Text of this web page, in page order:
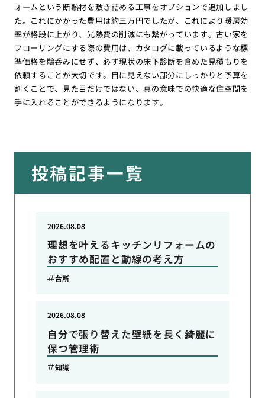
ォームという断熱材を敷き詰める工事をオプションで追加しまし
た。これにかかった費用は約三万円でしたが、これにより暖房効
率が格段に上がり、光熱費の削減にも繋がっています。古い家を
フローリングにする際の費用は、カタログに載っているような標
準価格を鵜呑みにせず、必ず現状の床下診断を含めた見積もりを
依頼することが大切です。目に見えない部分にしっかりと予算を
割くことで、見た目だけではない、真の意味での快適な住空間を
手に入れることができるようになります。
投稿記事一覧
理想を叶えるキッチンリフォームの
おすすめ配置と動線の考え方
2026.08.08
台所
自分で張り替えた壁紙を長く綺麗に
保つ管理術
2026.08.08
知識